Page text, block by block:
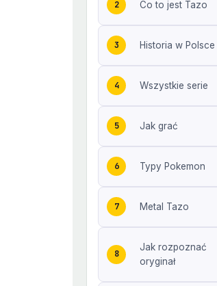
Co to jest Tazo
Historia w Polsce
Wszystkie serie
Jak grać
Typy Pokemon
Metal Tazo
Jak rozpoznać
oryginał